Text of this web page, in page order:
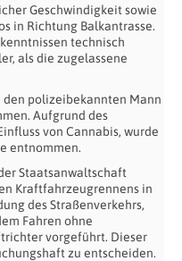
Geschwindigkeit sowie
in Richtung Balkantrasse.
technisch
als die zugelassene
polizeibekannten Mann
Aufgrund des
von Cannabis, wurde
entnommen.
Staatsanwaltschaft
Kraftfahrzeugrennens in
des Straßenverkehrs,
Fahren ohne
vorgeführt. Dieser
zu entscheiden.